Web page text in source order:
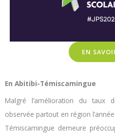
EN
En Abitibi-Témiscamingue
Malgré l’amélioration du taux
observée partout en région
Témiscamingue demeure